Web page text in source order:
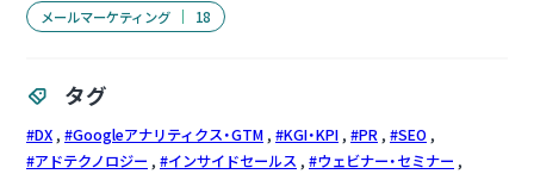
メールマーケティング 18
タグ
DX Googleアナリティクス・GTM KGI・KPI PR
SEO
アドテクノロジー
インサイドセールス
ウェビナー・セミナー